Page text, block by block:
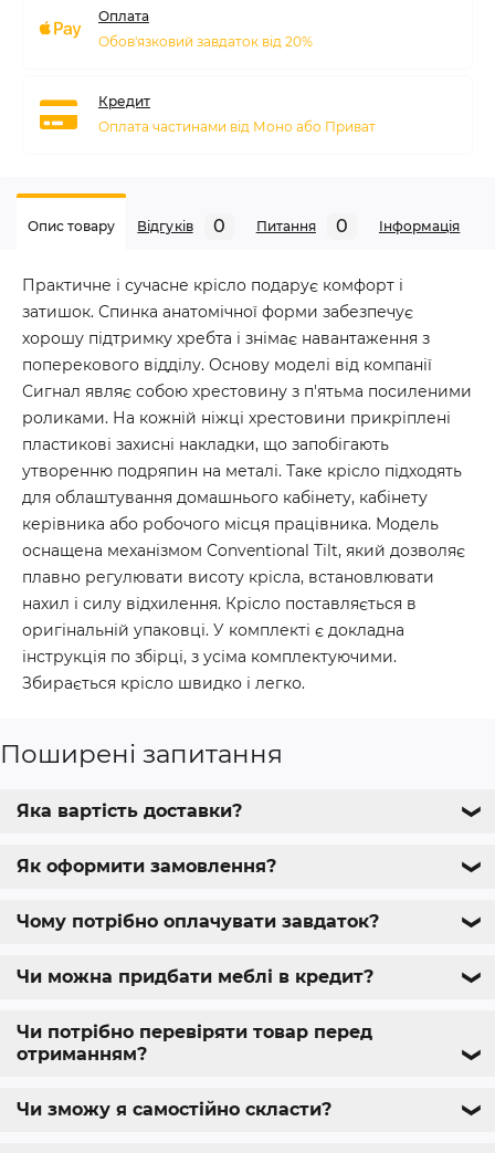
Оплата
Обов'язковий завдаток від 20%
Кредит
Оплата частинами від Моно або Приват
Опис товару Відгуків 0 Питання 0 Iнформація
Практичне і сучасне крісло подарує комфорт і
затишок. Спинка анатомічної форми забезпечує
хорошу підтримку хребта і знімає навантаження з
поперекового відділу. Основу моделі від компанії
Сигнал являє собою хрестовину з п'ятьма посиленими
роликами. На кожній ніжці хрестовини прикріплені
пластикові захисні накладки, що запобігають
утворенню подряпин на металі. Таке крісло підходять
для облаштування домашнього кабінету, кабінету
керівника або робочого місця працівника. Модель
оснащена механізмом Conventional Tilt, який дозволяє
плавно регулювати висоту крісла, встановлювати
нахил і силу відхилення. Крісло поставляється в
оригінальній упаковці. У комплекті є докладна
інструкція по збірці, з усіма комплектуючими.
Збирається крісло швидко і легко.
Поширені запитання
Яка вартість доставки? ❯
Як оформити замовлення? ❯
Чому потрібно оплачувати завдаток? ❯
Чи можна придбати меблі в кредит? ❯
Чи потрібно перевіряти товар перед
отриманням?
❯
Чи зможу я самостійно скласти? ❯